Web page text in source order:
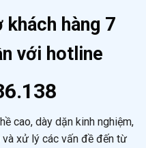
hàng 7
với hotline
cao, dày dặn kinh nghiệm,
xử lý các vấn đề đến từ